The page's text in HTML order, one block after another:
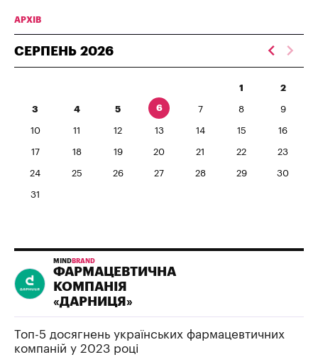
АРХІВ
СЕРПЕНЬ 2026
1 2
3 4 5 6 7 8 9
10 11 12 13 14 15 16
17 18 19 20 21 22 23
24 25 26 27 28 29 30
31
MIND BRAND
ФАРМАЦЕВТИЧНА
КОМПАНІЯ
«ДАРНИЦЯ»
Топ-5 досягнень українських фармацевтичних
компаній у 2023 році